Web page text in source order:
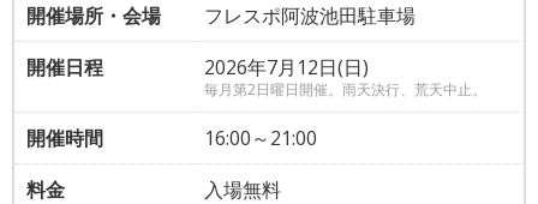
開催場所・会場
フレスポ阿波池田駐車場
開催日程
2026年7月12日(日)
毎月第2日曜日開催。雨天決行、荒天中止。
開催時間
16:00～21:00
料金
入場無料